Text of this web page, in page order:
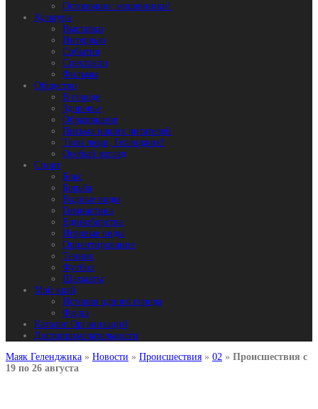
Осторожно: мошенники!
Культура
Выставки
Интервью
События
Спектакли
Фильмы
Общество
В городе
Здоровье
Образование
Письма наших читателей
Твои люди, Геленджик!
Особый взгляд
Спорт
Бокс
Борьба
Водные виды
Гимнастика
Единоборства
Игровые виды
Ориентирование
Теннис
Футбол
Шахматы
Мой край
История одного города
Фауна
Каталог Организаций
Достопримечательности
Маяк Геленджика » Новости » Происшествия » 02 » Происшествия с
19 по 26 августа